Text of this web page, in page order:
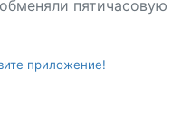
приложение!